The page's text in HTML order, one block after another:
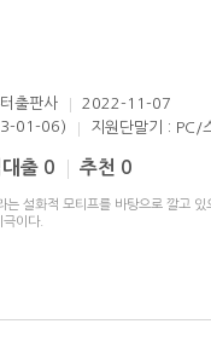
출판사
2022-11-07
01-06)
지원단말기 : PC/
출 0 추천 0
설화적 모티프를 바탕으로 깔고
이다.